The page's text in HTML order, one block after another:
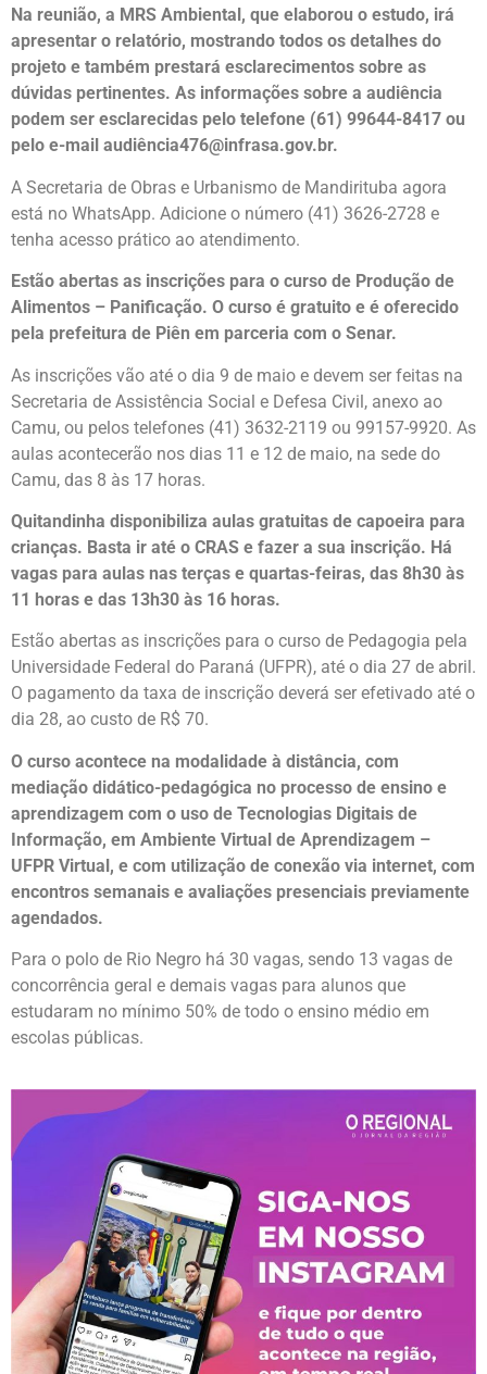
Na reunião, a MRS Ambiental, que elaborou o estudo, irá
apresentar o relatório, mostrando todos os detalhes do
projeto e também prestará esclarecimentos sobre as
dúvidas pertinentes. As informações sobre a audiência
podem ser esclarecidas pelo telefone (61) 99644-8417 ou
pelo e-mail audiência476@infrasa.gov.br.
A Secretaria de Obras e Urbanismo de Mandirituba agora
está no WhatsApp. Adicione o número (41) 3626-2728 e
tenha acesso prático ao atendimento.
Estão abertas as inscrições para o curso de Produção de
Alimentos – Panificação. O curso é gratuito e é oferecido
pela prefeitura de Piên em parceria com o Senar.
As inscrições vão até o dia 9 de maio e devem ser feitas na
Secretaria de Assistência Social e Defesa Civil, anexo ao
Camu, ou pelos telefones (41) 3632-2119 ou 99157-9920. As
aulas acontecerão nos dias 11 e 12 de maio, na sede do
Camu, das 8 às 17 horas.
Quitandinha disponibiliza aulas gratuitas de capoeira para
crianças. Basta ir até o CRAS e fazer a sua inscrição. Há
vagas para aulas nas terças e quartas-feiras, das 8h30 às
11 horas e das 13h30 às 16 horas.
Estão abertas as inscrições para o curso de Pedagogia pela
Universidade Federal do Paraná (UFPR), até o dia 27 de abril.
O pagamento da taxa de inscrição deverá ser efetivado até o
dia 28, ao custo de R$ 70.
O curso acontece na modalidade à distância, com
mediação didático-pedagógica no processo de ensino e
aprendizagem com o uso de Tecnologias Digitais de
Informação, em Ambiente Virtual de Aprendizagem –
UFPR Virtual, e com utilização de conexão via internet, com
encontros semanais e avaliações presenciais previamente
agendados.
Para o polo de Rio Negro há 30 vagas, sendo 13 vagas de
concorrência geral e demais vagas para alunos que
estudaram no mínimo 50% de todo o ensino médio em
escolas públicas.